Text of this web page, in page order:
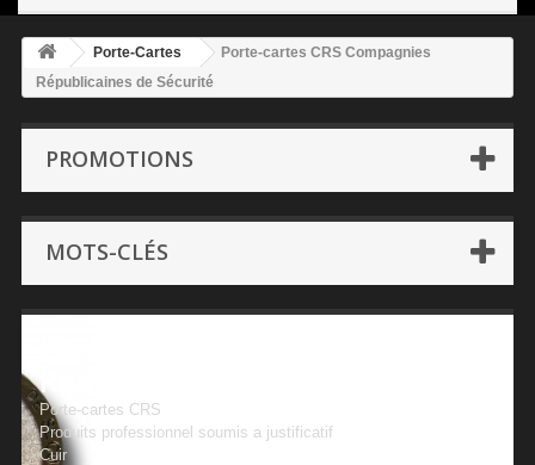
Porte-Cartes
Porte-cartes CRS Compagnies
Républicaines de Sécurité
PROMOTIONS
MOTS-CLÉS
Républicaines de Sécurité
Porte-cartes CRS
Produits professionnel soumis a justificatif
Cuir